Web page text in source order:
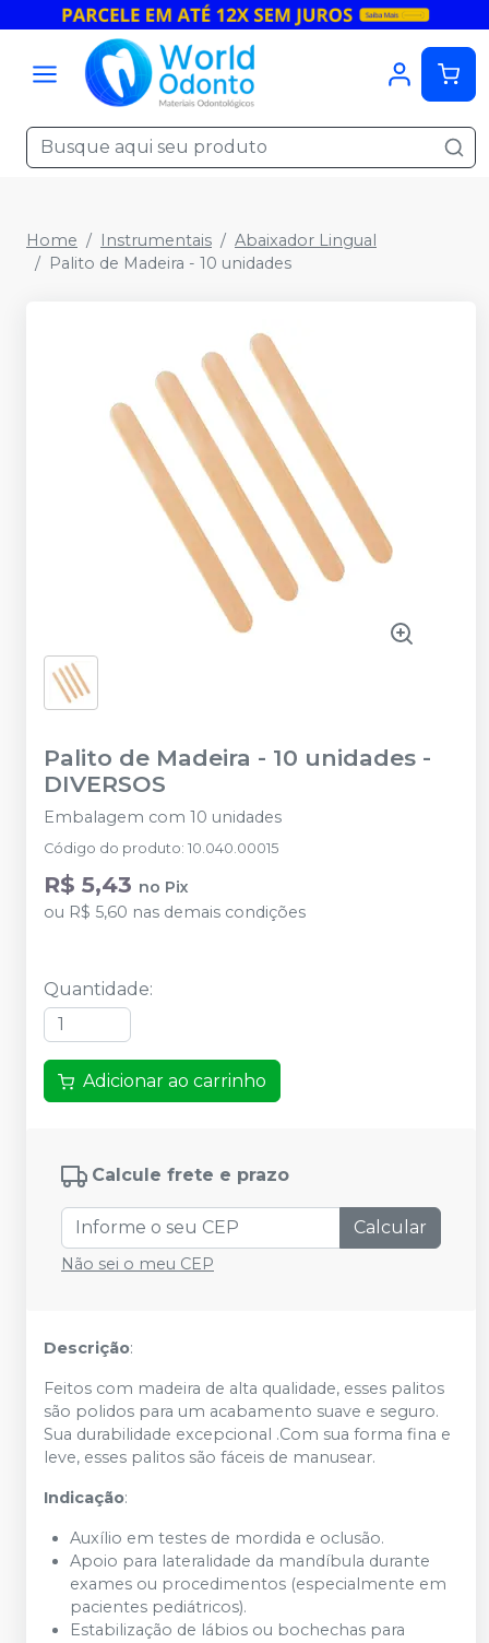
Home Instrumentais
Abaixador Lingual
Palito de Madeira - 10 unidades
Palito de Madeira - 10 unidades -
DIVERSOS
Embalagem com 10 unidades
Código do produto: 10.040.00015
R$ 5,43 no Pix
ou R$ 5,60 nas demais condições
Quantidade:
Adicionar ao carrinho
Calcule frete e prazo
Calcular
Não sei o meu CEP
Descrição:
Feitos com madeira de alta qualidade, esses palitos
são polidos para um acabamento suave e seguro.
Sua durabilidade excepcional .Com sua forma fina e
leve, esses palitos são fáceis de manusear.
Indicação:
Auxílio em testes de mordida e oclusão.
Apoio para lateralidade da mandíbula durante
exames ou procedimentos (especialmente em
pacientes pediátricos).
Estabilização de lábios ou bochechas para